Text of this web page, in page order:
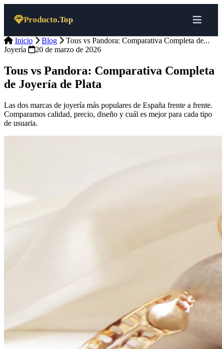
Producto.Top
Inicio Blog
Tous vs Pandora: Comparativa Completa de...
Joyería
20 de marzo de 2026
Tous vs Pandora: Comparativa Completa
de Joyería de Plata
Las dos marcas de joyería más populares de España frente a frente.
Comparamos calidad, precio, diseño y cuál es mejor para cada tipo
de usuaria.